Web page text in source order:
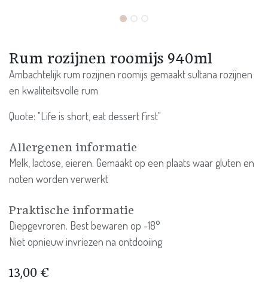
Rum rozijnen roomijs 940ml
Ambachtelijk rum rozijnen roomijs gemaakt sultana rozijnen
en kwaliteitsvolle rum
Quote: "Life is short, eat dessert first"
Allergenen informatie
Melk, lactose, eieren. Gemaakt op een plaats waar gluten en
noten worden verwerkt
Praktische informatie
Diepgevroren. Best bewaren op -18°
Niet opnieuw invriezen na ontdooiing
13,00 €